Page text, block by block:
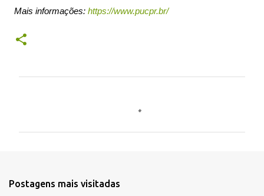
Mais informações: https://www.pucpr.br/
Postagens mais visitadas